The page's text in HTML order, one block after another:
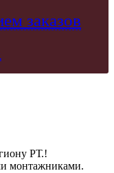
заказов
РТ.!
монтажниками.